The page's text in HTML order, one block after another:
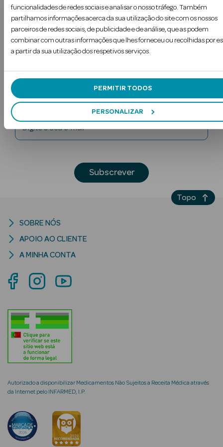
funcionalidades de redes sociais e analisar o nosso tráfego. Também
partilhamos informações acerca da sua utilização do site com os nossos
parceiros de redes sociais, de publicidade e de análise, que as podem
combinar com outras informações que lhes forneceu ou recolhidas por
a partir da sua utilização dos respetivos serviços.
PERMITIR TODOS
PERSONALIZAR
Rosto e
Nota adicional
Subscreva a
Newsletter
Digite o seu e-mail
Subscrever
Autorizado a disponibilizar Medicamentos Não Sujeitos a Receita Médica através
da Internet pelo INFARMED, I.P.
SOBRE NÓS
APOIO AO CLIENTE
A MINHA CONTA
Topo